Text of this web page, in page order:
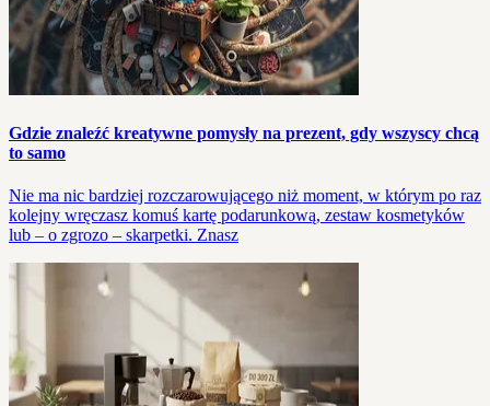
Gdzie znaleźć kreatywne pomysły na prezent, gdy wszyscy chcą
to samo
Nie ma nic bardziej rozczarowującego niż moment, w którym po raz
kolejny wręczasz komuś kartę podarunkową, zestaw kosmetyków
lub – o zgrozo – skarpetki. Znasz